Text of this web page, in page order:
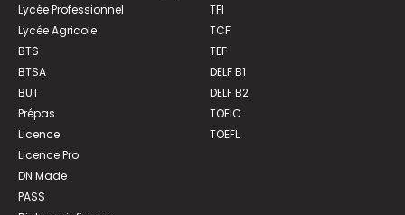
Lycée Professionnel
Lycée Agricole
BTS
BTSA
BUT
Prépas
Licence
Licence Pro
DN Made
PASS
TFI
TCF
TEF
DELF B1
DELF B2
TOEIC
TOEFL